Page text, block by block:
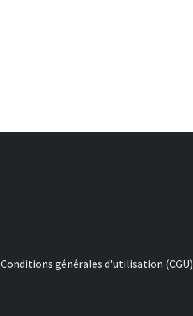
Conditions générales d'utilisation (CGU)